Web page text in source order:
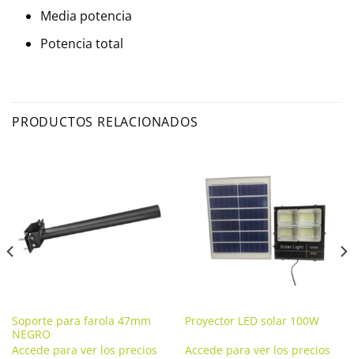
Media potencia
Potencia total
PRODUCTOS RELACIONADOS
Soporte para farola 47mm
NEGRO
Accede para ver los precios
Proyector LED solar 100W
Accede para ver los precios